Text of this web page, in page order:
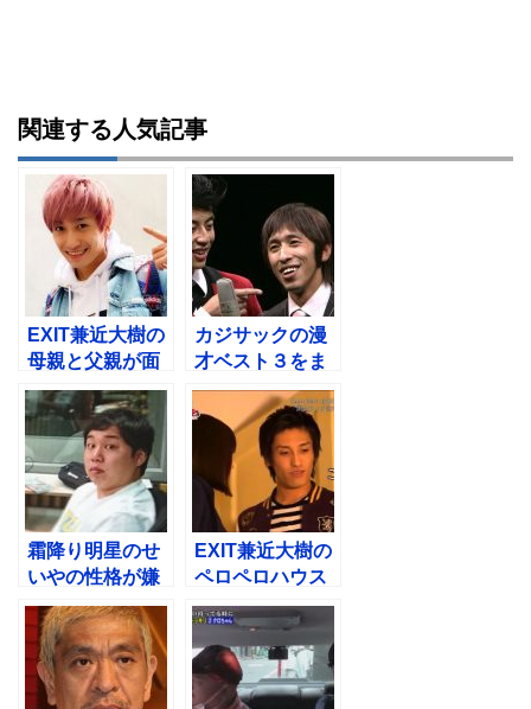
関連する人気記事
EXIT兼近大樹の
母親と父親が面
白い！札幌市北
区の中学や高校
は？
カジサックの漫
才ベスト３をま
とめてみた！め
っちゃ面白い
霜降り明星のせ
いやの性格が嫌
いな４つの理
由！JR東海に激
怒
EXIT兼近大樹の
ペロペロハウス
出演でヤられる
までの流れ